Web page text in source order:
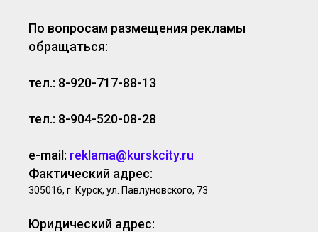
По вопросам размещения рекламы
обращаться:
тел.: 8-920-717-88-13
тел.: 8-904-520-08-28
e-mail: reklama@kurskcity.ru
Фактический адрес:
305016, г. Курск, ул. Павлуновского, 73
Юридический адрес: